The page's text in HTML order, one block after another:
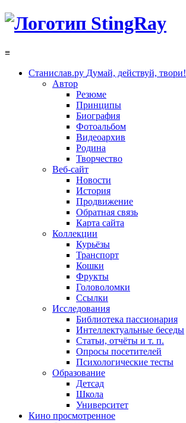
≡
Станислав.ру Думай, действуй, твори!
Автор
Резюме
Принципы
Биография
Фотоальбом
Видеоархив
Родина
Творчество
Веб-сайт
Новости
История
Продвижение
Обратная связь
Карта сайта
Коллекции
Курьёзы
Транспорт
Кошки
Фрукты
Головоломки
Ссылки
Исследования
Библиотека пассионария
Интеллектуальные беседы
Статьи, отчёты и т. п.
Опросы посетителей
Психологические тесты
Образование
Детсад
Школа
Университет
Кино просмотренное